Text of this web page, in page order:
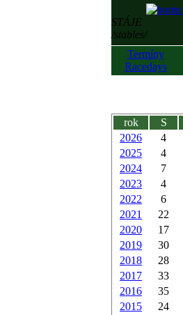
STÁJE
/stables/
Termíny
Racedays
rok S
2026
4
2025
4
2024
7
2023
4
2022
6
2021
22
2020
17
2019
30
2018
28
2017
33
2016
35
2015
24